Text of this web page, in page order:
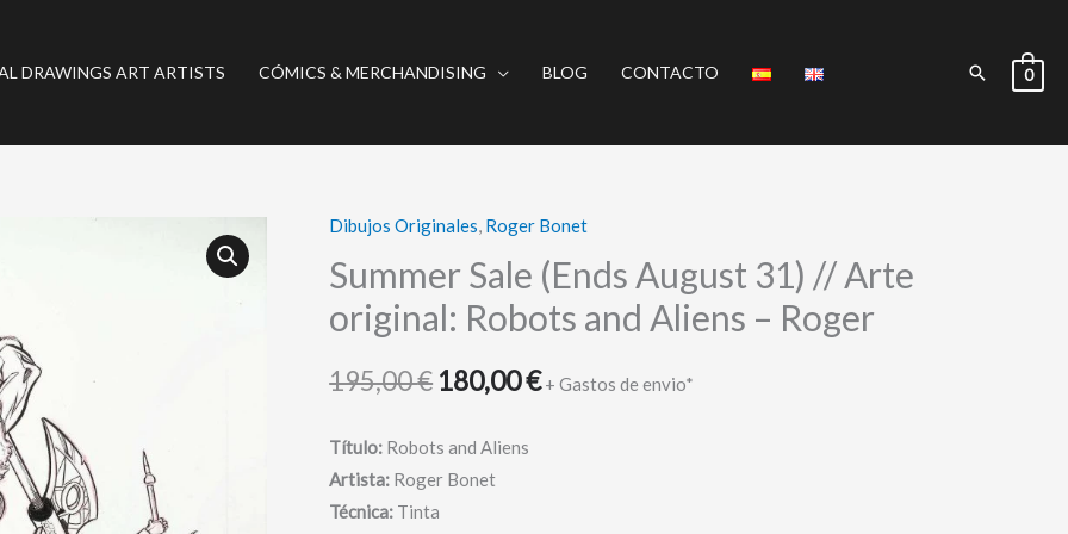
DRAWINGS ART ARTISTS CÓMICS & MERCHANDISING BLOG CONTACTO Buscar
0
Dibujos Originales, Roger Bonet
Summer Sale (Ends August 31) // Arte
original: Robots and Aliens – Roger
195,00€
El
precio
original
era:
195,00 €.
180,00€
El
precio
actual
es:
+ Gastos de envio*
Título: Robots and Aliens
Artista: Roger Bonet
Técnica: Tinta
Summer
Sale
(Ends
August
//
original:
Robots
and